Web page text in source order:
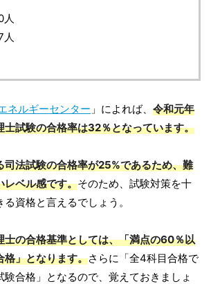
ネルギーセンター 」によれば、 令和元年
士試験の合格率は32％となっています。
司法試験の合格率が25%であるため、難
レベル感です。そのため、試験対策を十
資格と言えるでしょう。
士の合格基準としては、「満点の60％以
格」となります。さらに「全4科目合格で
験合格」となるので、覚えておきましょ